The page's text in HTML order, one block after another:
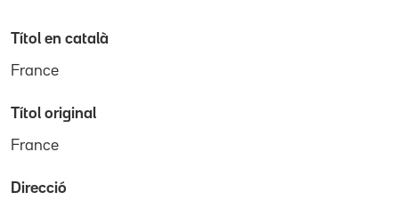
Títol en català
France
Títol original
France
Direcció